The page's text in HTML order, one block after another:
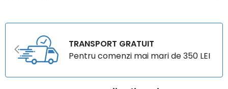
TRANSPORT GRATUIT
Pentru comenzi mai mari de 350 LEI